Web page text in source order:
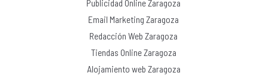
Publicidad Online Zaragoza
Email Marketing Zaragoza
Redacción Web Zaragoza
Tiendas Online Zaragoza
Alojamiento web Zaragoza